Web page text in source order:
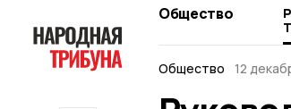
Общество
Общество
12